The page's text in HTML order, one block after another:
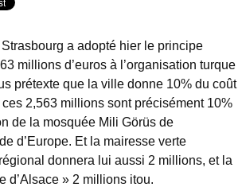
a adopté hier le principe
millions d’euros à l’organisation turque
prétexte que la ville donne 10% du coût
2,563 millions sont précisément 10%
de la mosquée Mili Görüs de
d’Europe. Et la mairesse verte
donnera lui aussi 2 millions, et la
d’Alsace » 2 millions itou.